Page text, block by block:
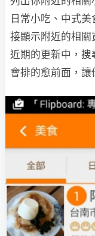
日常小吃、中式
接顯示附近的相
近期的更新中，
會排的愈前面，讓